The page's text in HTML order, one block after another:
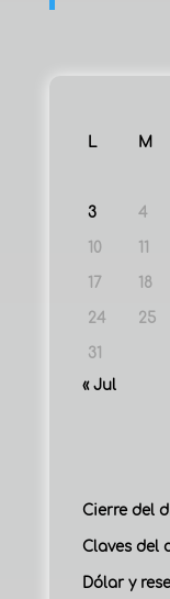
L
M
3 4
10 11
17 18
24 25
31
« Jul
Cierre del
Claves del
Dólar y